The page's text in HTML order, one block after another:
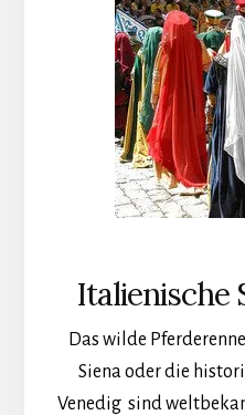
Italienische
Das wilde
Siena oder die
Venedig sind